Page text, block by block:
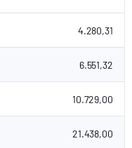
4.280,31
6.551,32
10.729,00
21.438,00